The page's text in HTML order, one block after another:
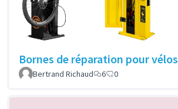
Bornes de réparation pour vélos
Bertrand Richaud
6 0